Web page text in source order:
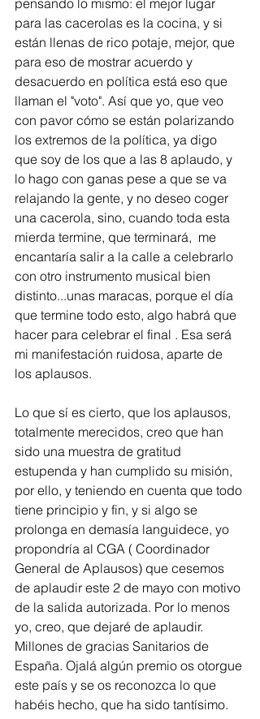
pensando lo mismo: el mejor lugar
para las cacerolas es la cocina, y si
están llenas de rico potaje, mejor, que
para eso de mostrar acuerdo y
desacuerdo en política está eso que
llaman el "voto". Así que yo, que veo
con pavor cómo se están polarizando
los extremos de la política, ya digo
que soy de los que a las 8 aplaudo, y
lo hago con ganas pese a que se va
relajando la gente, y no deseo coger
una cacerola, sino, cuando toda esta
mierda termine, que terminará,  me
encantaría salir a la calle a celebrarlo
con otro instrumento musical bien
distinto...unas maracas, porque el día
que termine todo esto, algo habrá que
hacer para celebrar el final . Esa será
mi manifestación ruidosa, aparte de
los aplausos.
Lo que sí es cierto, que los aplausos,
totalmente merecidos, creo que han
sido una muestra de gratitud
estupenda y han cumplido su misión,
por ello, y teniendo en cuenta que todo
tiene principio y fin, y si algo se
prolonga en demasía languidece, yo
propondría al CGA ( Coordinador
General de Aplausos) que cesemos
de aplaudir este 2 de mayo con motivo
de la salida autorizada. Por lo menos
yo, creo, que dejaré de aplaudir.
Millones de gracias Sanitarios de
España. Ojalá algún premio os otorgue
este país y se os reconozca lo que
habéis hecho, que ha sido tantísimo.